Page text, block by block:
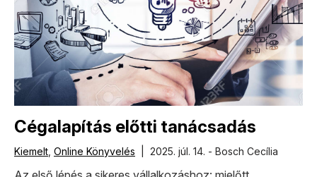
Cégalapítás előtti tanácsadás
Kiemelt Online Könyvelés | 2025. júl. 14. - Bosch Cecília